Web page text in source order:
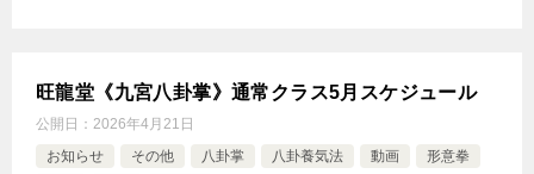
旺龍堂《九宮八卦掌》通常クラス5月スケジュール
公開日： 2026年4月21日
お知らせ
その他 八卦掌 八卦養気法 動画
形意拳